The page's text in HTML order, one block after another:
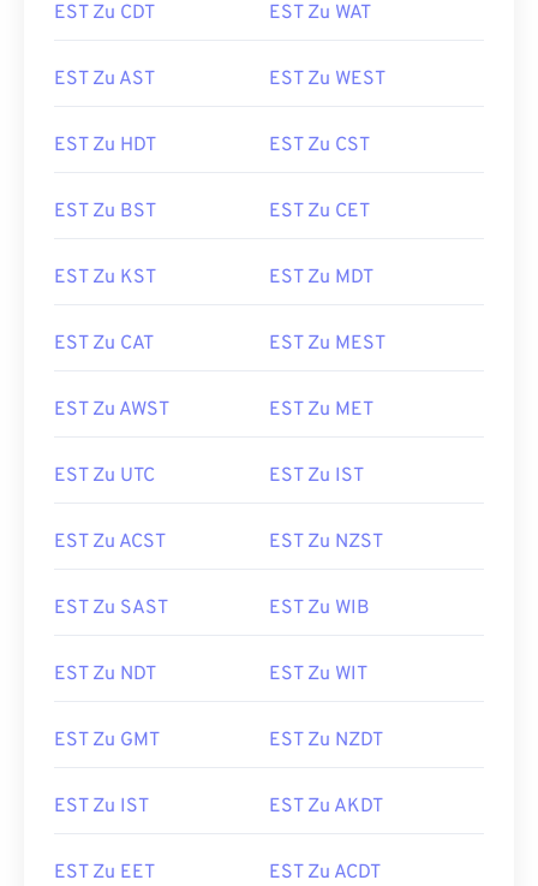
EST Zu CDT EST Zu WAT
EST Zu AST EST Zu WEST
EST Zu HDT EST Zu CST
EST Zu BST EST Zu CET
EST Zu KST EST Zu MDT
EST Zu CAT EST Zu MEST
EST Zu AWST EST Zu MET
EST Zu UTC EST Zu IST
EST Zu ACST EST Zu NZST
EST Zu SAST EST Zu WIB
EST Zu NDT EST Zu WIT
EST Zu GMT EST Zu NZDT
EST Zu IST EST Zu AKDT
EST Zu EET EST Zu ACDT